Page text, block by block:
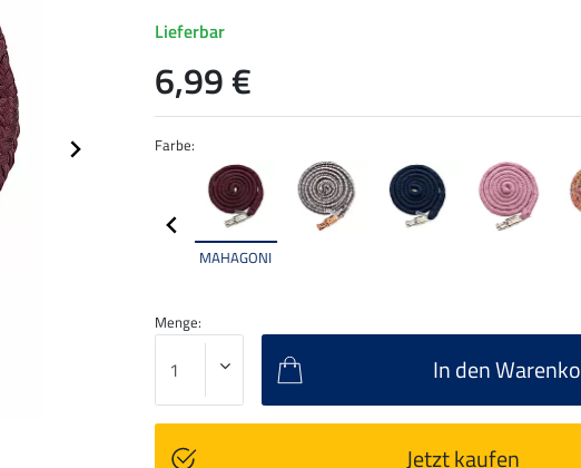
Farbe:
MAHAGONI
Lieferbar
6,99 €
Menge:
In den
Jetzt kaufen